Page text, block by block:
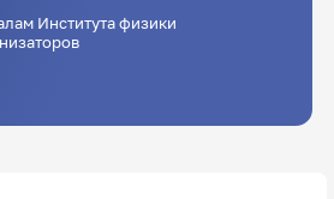
Института физики